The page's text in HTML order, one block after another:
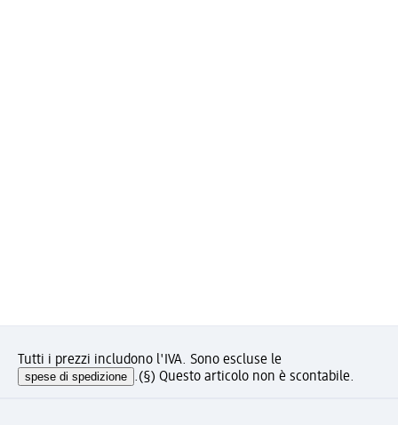
Tutti i prezzi includono l'IVA. Sono escluse le
spese di spedizione .(§) Questo articolo non è scontabile.